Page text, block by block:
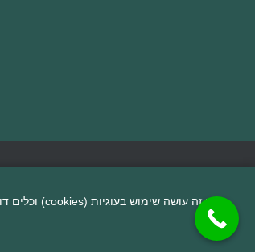
Copyright 2026 © Flatsome Theme
אתר זה עושה שימוש בעוגיות (cookies) וכלים דומים אחרים על מנת לספק לכם חווית גלישה טובה יותר, תוכן מותאם אישית וביצוע ניתוחים סטטיסטיים. לפרטים נוספים ניתן לעיין ב